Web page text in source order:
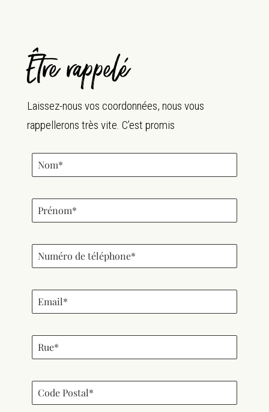
Être rappelé
Laissez-nous vos coordonnées, nous vous
rappellerons très vite. C’est promis